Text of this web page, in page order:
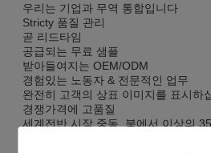
우리는 기업과 무역 통합입니다
Stricty 품질 관리
곧 리드타임
공급되는 무료 샘플
받아들여지는 OEM/ODM
경험있는 노동자 & 전문적인 업무
완전히 고객의 상표 이미지를 표시하
경쟁가격에 고품질
세계전반 시장 중동, 북에서 이상의